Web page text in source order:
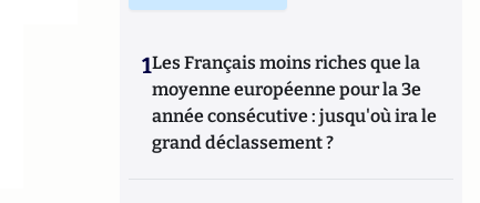
1Les Français moins riches que la
moyenne européenne pour la 3e
année consécutive : jusqu'où ira le
grand déclassement ?